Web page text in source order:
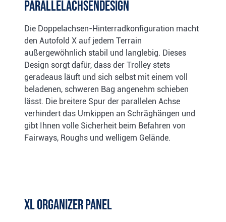
Parallelachsendesign
Die Doppelachsen-Hinterradkonfiguration macht
den Autofold X auf jedem Terrain
außergewöhnlich stabil und langlebig. Dieses
Design sorgt dafür, dass der Trolley stets
geradeaus läuft und sich selbst mit einem voll
beladenen, schweren Bag angenehm schieben
lässt. Die breitere Spur der parallelen Achse
verhindert das Umkippen an Schräghängen und
gibt Ihnen volle Sicherheit beim Befahren von
Fairways, Roughs und welligem Gelände.
XL Organizer Panel